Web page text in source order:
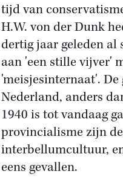
tijd van
H.W. von der Dunk
dertig jaar geleden
aan 'een stille vijver'
'meisjesinternaat'.
Nederland, anders
1940 is tot vandaag
provincialisme zijn
interbellumcultuur,
eens gevallen.